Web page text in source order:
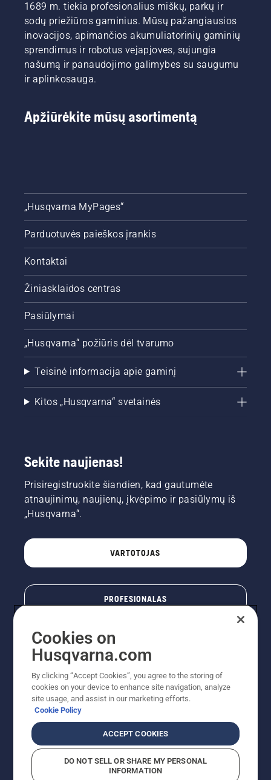
1689 m. tiekia profesionalius miškų, parkų ir
sodų priežiūros gaminius. Mūsų pažangiausios
inovacijos, apimančios akumuliatorinių gaminių
sprendimus ir robotus vejapjoves, sujungia
našumą ir panaudojimo galimybes su saugumu
ir aplinkosauga.
Apžiūrėkite mūsų asortimentą
„Husqvarna MyPages“
Parduotuvės paieškos įrankis
Kontaktai
Žiniasklaidos centras
Pasiūlymai
„Husqvarna“ požiūris dėl tvarumo
Teisinė informacija apie gaminį
Kitos „Husqvarna“ svetainės
Sekite naujienas!
Prisiregistruokite šiandien, kad gautumėte
atnaujinimų, naujienų, įkvėpimo ir pasiūlymų iš
„Husqvarna“.
VARTOTOJAS
PROFESIONALAS
© „Husqvarna AB“ (leid). Visos teisės priklauso autoriui.
Nurodoma rekomenduojama mažmeninė kaina (RMK),
įskaitant PVM. RMK yra kaina, už kurią gamintojas
rekomenduoja pardavėjui parduoti prekę. UAB
"Husqvarna Lietuva" prekių vartotojams neparduoda,
Cookies on
Husqvarna.com
By clicking “Accept Cookies”, you agree to the storing of
cookies on your device to enhance site navigation, analyze
site usage, and assist in our marketing efforts.
Cookie Policy
ACCEPT COOKIES
DO NOT SELL OR SHARE MY PERSONAL
INFORMATION